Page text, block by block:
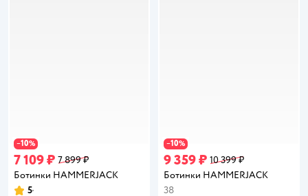
−10%
7 109 ₽ 7 899 ₽
Ботинки HAMMERJACK
5
−10%
9 359 ₽ 10 399 ₽
Ботинки HAMMERJACK
38